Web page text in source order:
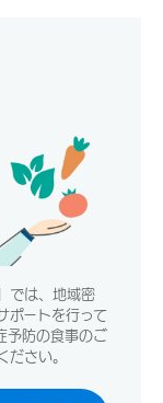
では、地域密
ポートを行って
予防の食事のご
ださい。